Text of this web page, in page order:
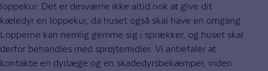
loppekur. Det er desværre ikke altid nok at give dit
kæledyr en loppekur, da huset også skal have en omgang.
Lopperne kan nemlig gemme sig i sprækker, og huset skal
derfor behandles med sprøjtemidler. Vi anbefaler at
kontakte en dyrlæge og en skadedyrsbekæmper, inden